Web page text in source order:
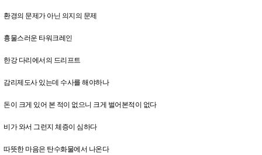
환경의 문제가 아닌 의지의 문제
흉물스러운 타워크레인
한강 다리에서의 드리프트
감리제도사 있는데 수사를 해야하나
돈이 크게 있어 본 적이 없으니 크게 벌어본적이 없다
비가 와서 그런지 체증이 심하다
따뜻한 마음은 탄수화물에서 나온다